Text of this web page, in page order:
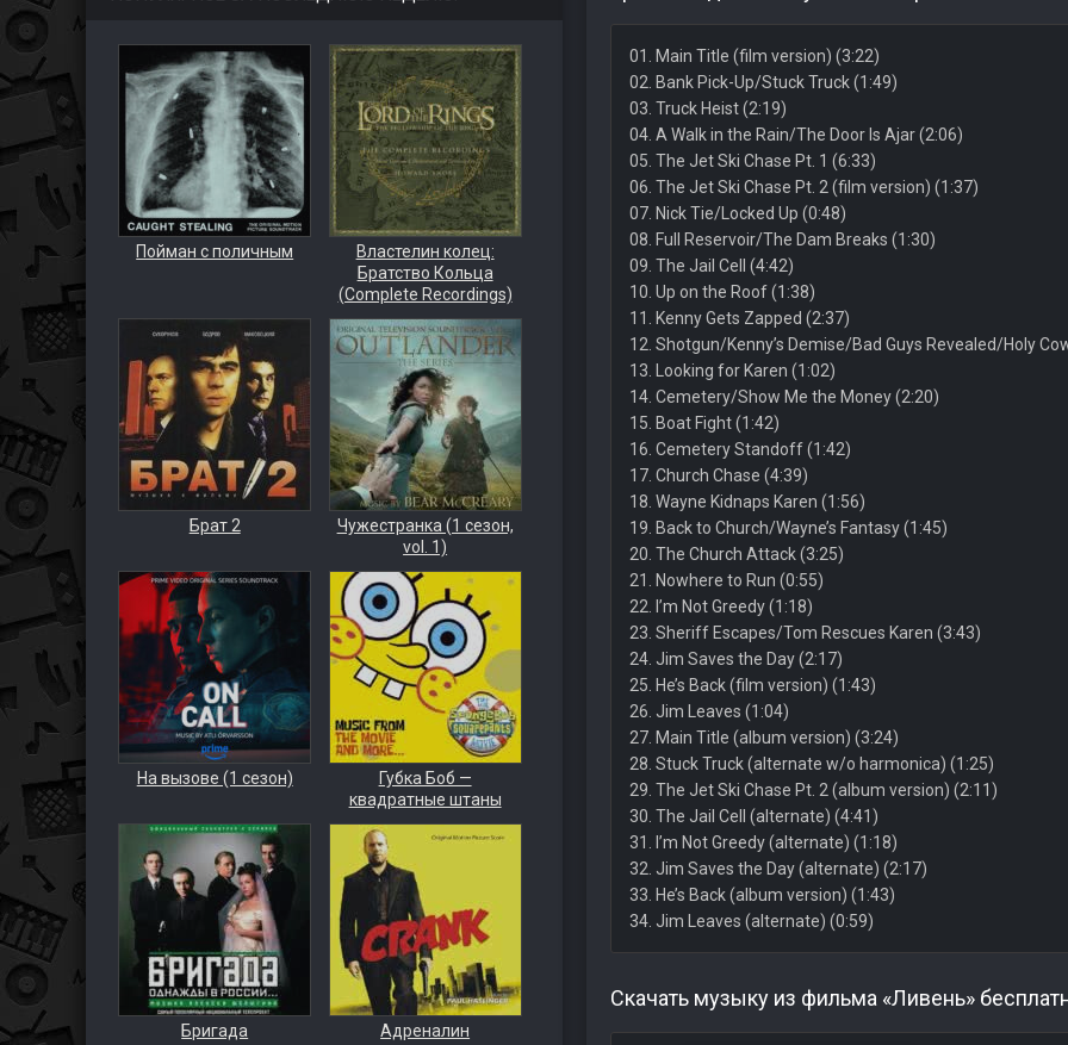
Пойман с поличным
Властелин колец:
Братство Кольца
(Complete Recordings)
Брат 2
Чужестранка (1 сезон,
vol. 1)
На вызове (1 сезон)
Губка Боб —
квадратные штаны
Бригада Адреналин
01. Main Title (film version) (3:22)
02. Bank Pick-Up/Stuck Truck (1:49)
03. Truck Heist (2:19)
04. A Walk in the Rain/The Door Is Ajar (2:06)
05. The Jet Ski Chase Pt. 1 (6:33)
06. The Jet Ski Chase Pt. 2 (film version) (1:37)
07. Nick Tie/Locked Up (0:48)
08. Full Reservoir/The Dam Breaks (1:30)
09. The Jail Cell (4:42)
10. Up on the Roof (1:38)
11. Kenny Gets Zapped (2:37)
12. Shotgun/Kenny’s Demise/Bad Guys Revealed/Holy
13. Looking for Karen (1:02)
14. Cemetery/Show Me the Money (2:20)
15. Boat Fight (1:42)
16. Cemetery Standoff (1:42)
17. Church Chase (4:39)
18. Wayne Kidnaps Karen (1:56)
19. Back to Church/Wayne’s Fantasy (1:45)
20. The Church Attack (3:25)
21. Nowhere to Run (0:55)
22. I’m Not Greedy (1:18)
23. Sheriff Escapes/Tom Rescues Karen (3:43)
24. Jim Saves the Day (2:17)
25. He’s Back (film version) (1:43)
26. Jim Leaves (1:04)
27. Main Title (album version) (3:24)
28. Stuck Truck (alternate w/o harmonica) (1:25)
29. The Jet Ski Chase Pt. 2 (album version) (2:11)
30. The Jail Cell (alternate) (4:41)
31. I’m Not Greedy (alternate) (1:18)
32. Jim Saves the Day (alternate) (2:17)
33. He’s Back (album version) (1:43)
34. Jim Leaves (alternate) (0:59)
Скачать музыку из фильма «Ливень»